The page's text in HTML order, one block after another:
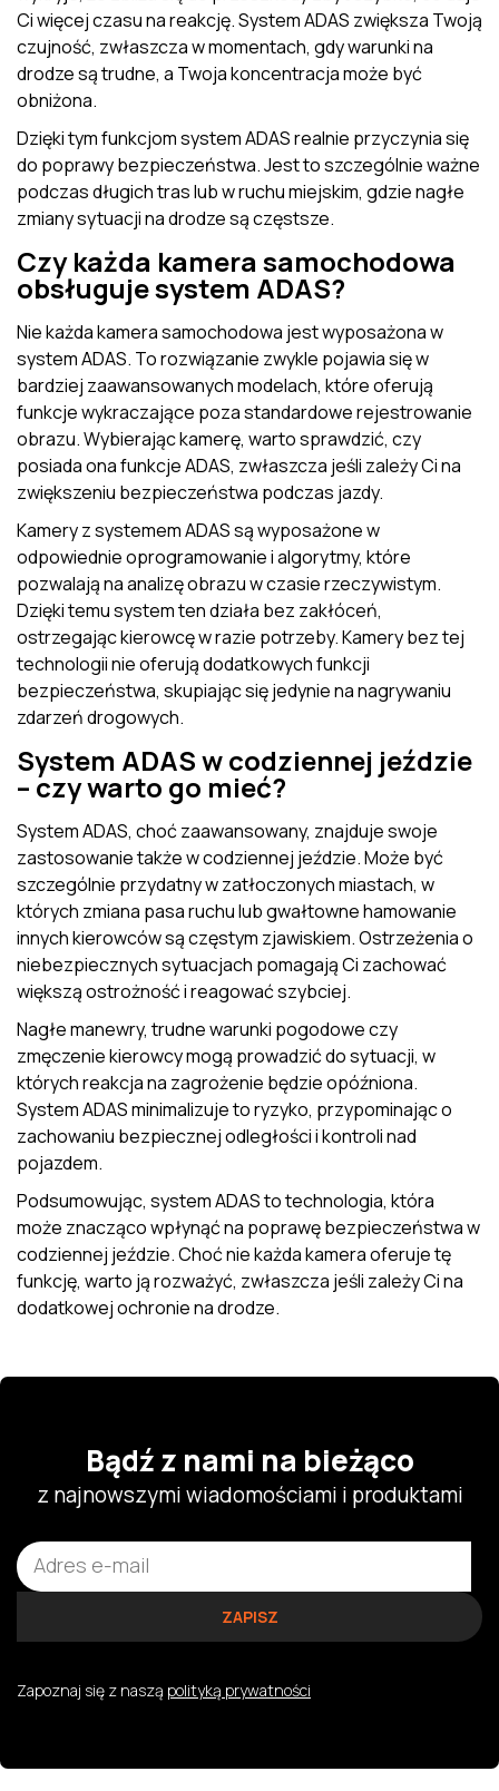
Ci więcej czasu na reakcję. System ADAS zwiększa Twoją
czujność, zwłaszcza w momentach, gdy warunki na
drodze są trudne, a Twoja koncentracja może być
obniżona.
Dzięki tym funkcjom system ADAS realnie przyczynia się
do poprawy bezpieczeństwa. Jest to szczególnie ważne
podczas długich tras lub w ruchu miejskim, gdzie nagłe
zmiany sytuacji na drodze są częstsze.
Czy każda kamera samochodowa
obsługuje system ADAS?
Nie każda kamera samochodowa jest wyposażona w
system ADAS. To rozwiązanie zwykle pojawia się w
bardziej zaawansowanych modelach, które oferują
funkcje wykraczające poza standardowe rejestrowanie
obrazu. Wybierając kamerę, warto sprawdzić, czy
posiada ona funkcje ADAS, zwłaszcza jeśli zależy Ci na
zwiększeniu bezpieczeństwa podczas jazdy.
Kamery z systemem ADAS są wyposażone w
odpowiednie oprogramowanie i algorytmy, które
pozwalają na analizę obrazu w czasie rzeczywistym.
Dzięki temu system ten działa bez zakłóceń,
ostrzegając kierowcę w razie potrzeby. Kamery bez tej
technologii nie oferują dodatkowych funkcji
bezpieczeństwa, skupiając się jedynie na nagrywaniu
zdarzeń drogowych.
System ADAS w codziennej jeździe
– czy warto go mieć?
System ADAS, choć zaawansowany, znajduje swoje
zastosowanie także w codziennej jeździe. Może być
szczególnie przydatny w zatłoczonych miastach, w
których zmiana pasa ruchu lub gwałtowne hamowanie
innych kierowców są częstym zjawiskiem. Ostrzeżenia o
niebezpiecznych sytuacjach pomagają Ci zachować
większą ostrożność i reagować szybciej.
Nagłe manewry, trudne warunki pogodowe czy
zmęczenie kierowcy mogą prowadzić do sytuacji, w
których reakcja na zagrożenie będzie opóźniona.
System ADAS minimalizuje to ryzyko, przypominając o
zachowaniu bezpiecznej odległości i kontroli nad
pojazdem.
Podsumowując, system ADAS to technologia, która
może znacząco wpłynąć na poprawę bezpieczeństwa w
codziennej jeździe. Choć nie każda kamera oferuje tę
funkcję, warto ją rozważyć, zwłaszcza jeśli zależy Ci na
dodatkowej ochronie na drodze.
Bądź z nami na bieżąco
z najnowszymi wiadomościami i produktami
Zapoznaj się z naszą polityką prywatności